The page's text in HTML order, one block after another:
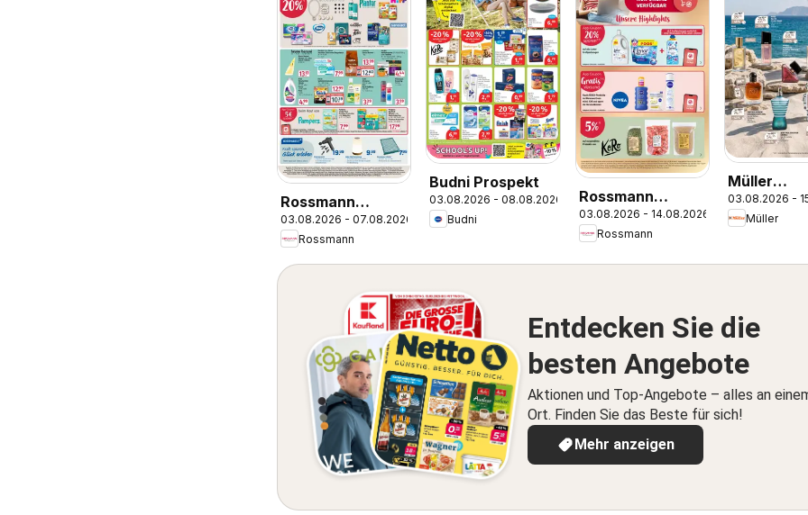
Rossmann
Prospekt
03.08.2026 - 07.08.2026
Rossmann
Budni Prospekt
03.08.2026 - 08.08.2026
Budni
Rossmann
Onlineprospekt
03.08.2026 - 14.08.2026
Rossmann
Müller
Highlights
03.08.2026 -
Müller
Entdecken Sie die
besten Angebote
Aktionen und Top-Angebote – alles an
Ort. Finden Sie das Beste für sich!
Mehr anzeigen